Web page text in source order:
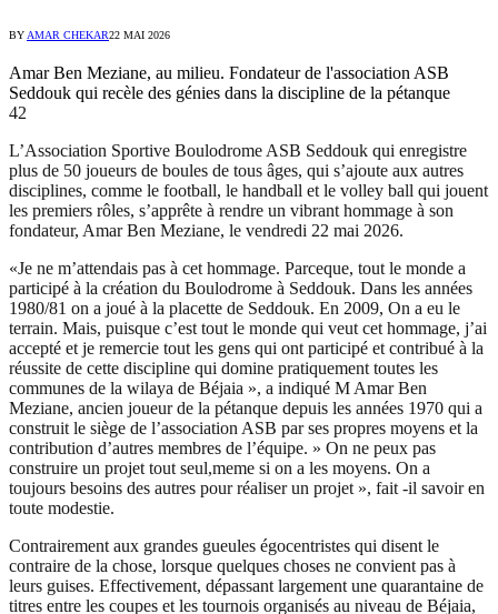
BYAMAR CHEKAR22 MAI 2026
Amar Ben Meziane, au milieu. Fondateur de l'association ASB
Seddouk qui recèle des génies dans la discipline de la pétanque
42
L’Association Sportive Boulodrome ASB Seddouk qui enregistre
plus de 50 joueurs de boules de tous âges, qui s’ajoute aux autres
disciplines, comme le football, le handball et le volley ball qui jouent
les premiers rôles, s’apprête à rendre un vibrant hommage à son
fondateur, Amar Ben Meziane, le vendredi 22 mai 2026.
«Je ne m’attendais pas à cet hommage. Parceque, tout le monde a
participé à la création du Boulodrome à Seddouk. Dans les années
1980/81 on a joué à la placette de Seddouk. En 2009, On a eu le
terrain. Mais, puisque c’est tout le monde qui veut cet hommage, j’ai
accepté et je remercie tout les gens qui ont participé et contribué à la
réussite de cette discipline qui domine pratiquement toutes les
communes de la wilaya de Béjaia », a indiqué M Amar Ben
Meziane, ancien joueur de la pétanque depuis les années 1970 qui a
construit le siège de l’association ASB par ses propres moyens et la
contribution d’autres membres de l’équipe. » On ne peux pas
construire un projet tout seul,meme si on a les moyens. On a
toujours besoins des autres pour réaliser un projet », fait -il savoir en
toute modestie.
Contrairement aux grandes gueules égocentristes qui disent le
contraire de la chose, lorsque quelques choses ne convient pas à
leurs guises. Effectivement, dépassant largement une quarantaine de
titres entre les coupes et les tournois organisés au niveau de Béjaia,